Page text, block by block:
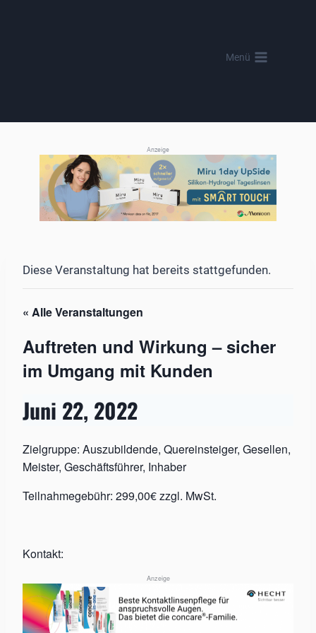
Menü
Anzeige
Diese Veranstaltung hat bereits stattgefunden.
« Alle Veranstaltungen
Auftreten und Wirkung – sicher
im Umgang mit Kunden
Juni 22, 2022
Zielgruppe: Auszubildende, Quereinsteiger, Gesellen,
Meister, Geschäftsführer, Inhaber
Teilnahmegebühr: 299,00€ zzgl. MwSt.
Kontakt:
Anzeige